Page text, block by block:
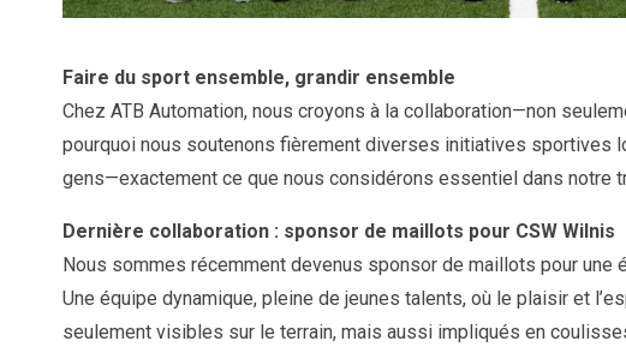
Faire du sport ensemble, grandir ensemble
Chez ATB Automation, nous croyons à la collaboration—non
pourquoi nous soutenons fièrement diverses initiatives sportives
gens—exactement ce que nous considérons essentiel dans notre
Dernière collaboration : sponsor de maillots pour CSW Wilnis
Nous sommes récemment devenus sponsor de maillots pour une
Une équipe dynamique, pleine de jeunes talents, où le plaisir et
seulement visibles sur le terrain, mais aussi impliqués en